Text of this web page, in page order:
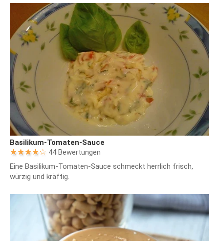
Basilikum-Tomaten-Sauce
44 Bewertungen
Eine Basilikum-Tomaten-Sauce schmeckt herrlich frisch,
würzig und kräftig.